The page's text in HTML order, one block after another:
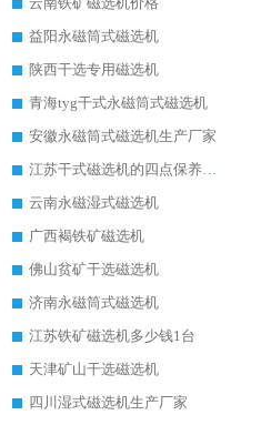
益阳永磁筒式磁选机
陕西干选专用磁选机
青海tyg干式永磁筒式磁选机
安徽永磁筒式磁选机生产厂家
江苏干式磁选机的四点保养秘籍
云南永磁湿式磁选机
广西褐铁矿磁选机
佛山贫矿干选磁选机
济南永磁筒式磁选机
江苏铁矿磁选机多少钱1台
天津矿山干选磁选机
四川湿式磁选机生产厂家